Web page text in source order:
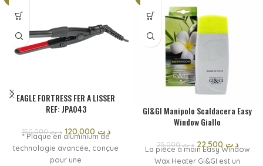
EAGLE FORTRESS FER A LISSER
REF: JPA043
د.ت150,000 د.ت
* Plaque en aluminium de
technologie avancée, conçue
pour une
GI&GI Manipolo Scaldacera Easy
Window Giallo
د.ت25,000 د.ت
La pièce à main Easy Window
Wax Heater GI&GI est un